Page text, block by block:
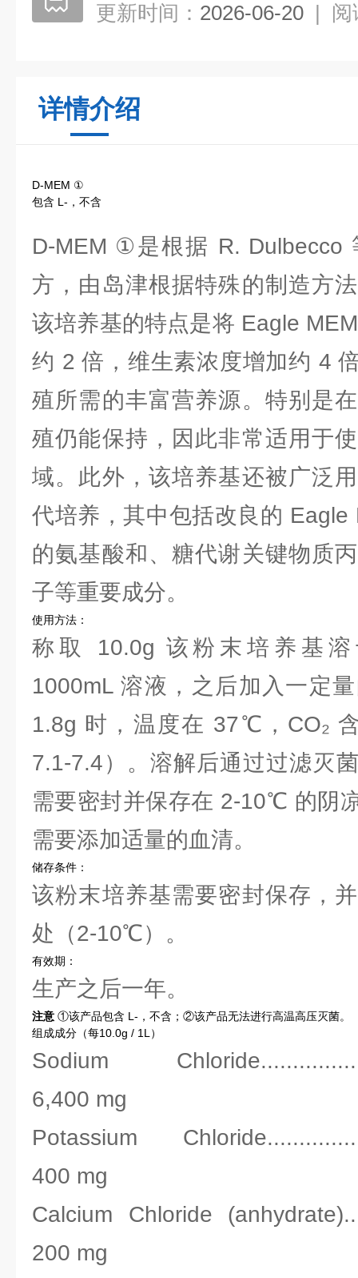
更新时间： 2026-06-20 | 阅
详情介绍
D-MEM ①
包含 L-，不含
D-MEM ①是根据 R. Dulbecco
方，由岛津根据特殊的制造方
该培养基的特点是将 Eagle
约 2 倍，维生素浓度增加约 4
殖所需的丰富营养源。特别是
殖仍能保持，因此非常适用于
域。此外，该培养基还被广泛
代培养，其中包括改良的 Eagle
的氨基酸和、糖代谢关键物质
子等重要成分。
使用方法：
称取 10.0g 该粉末培养基
1000mL 溶液，之后加入一定
1.8g 时，温度在 37℃，CO₂
7.1-7.4）。溶解后通过过滤灭
需要密封并保存在 2-10℃ 的阴
需要添加适量的血清。
储存条件：
该粉末培养基需要密封保存，
处（2-10℃）。
有效期：
生产之后一年。
注意 ①该产品包含 L-，不含；②该产品无法进行高温高压灭菌。
组成成分（每10.0g / 1L）
Sodium
6,400 mg
Potassium
400 mg
Calcium Chloride
200 mg